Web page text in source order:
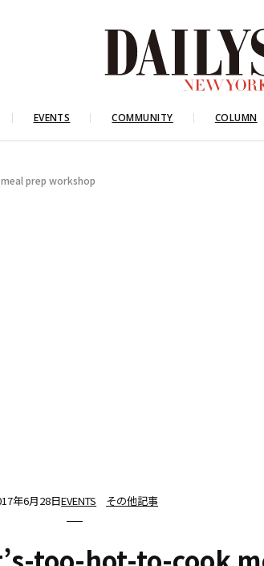
EVENTS COMMUNITY COLUMN
prep workshop
年6月28日EVENTS その他記事